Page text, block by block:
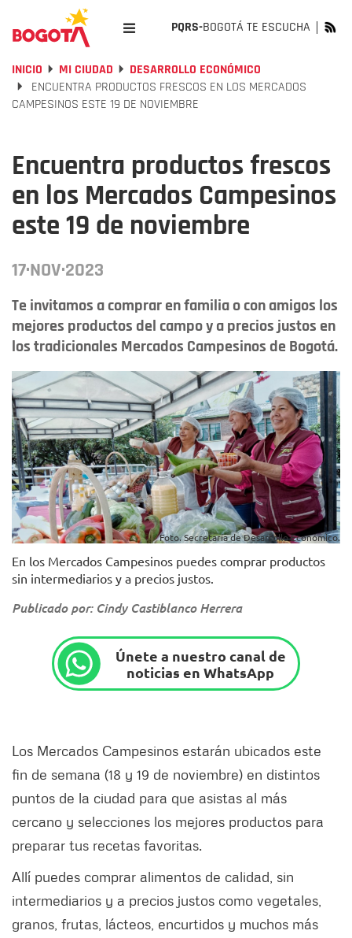
PQRS-BOGOTÁ TE ESCUCHA
INICIO MI CIUDAD
DESARROLLO ECONÓMICO
ENCUENTRA PRODUCTOS FRESCOS EN LOS MERCADOS
CAMPESINOS ESTE 19 DE NOVIEMBRE
Encuentra productos frescos
en los Mercados Campesinos
este 19 de noviembre
17·NOV·2023
Te invitamos a comprar en familia o con amigos los
mejores productos del campo y a precios justos en
los tradicionales Mercados Campesinos de Bogotá.
Foto. Secretaría de Desarrollo Económico.
En los Mercados Campesinos puedes comprar productos
sin intermediarios y a precios justos.
Publicado por: Cindy Castiblanco Herrera
Únete a nuestro canal de
noticias en WhatsApp
Los Mercados Campesinos estarán ubicados este
fin de semana (18 y 19 de noviembre) en distintos
puntos de la ciudad para que asistas al más
cercano y selecciones los mejores productos para
preparar tus recetas favoritas.
Allí puedes comprar alimentos de calidad, sin
intermediarios y a precios justos como vegetales,
granos, frutas, lácteos, encurtidos y muchos más